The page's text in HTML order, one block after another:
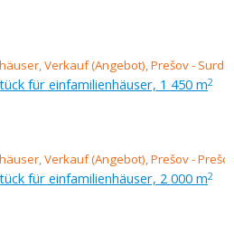
für einfamilienhäuser, 1 450 m2
für einfamilienhäuser, 2 000 m2